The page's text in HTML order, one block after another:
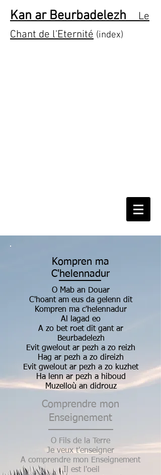
Kan ar Beurbadelezh
Le
Chant de l'Eternité (index)
Kompren ma
C'helennadur
O Mab an Douar
C'hoant am eus da gelenn dit
Kompren ma c'helennadur
Al lagad eo
A zo bet roet dit gant ar
Beurbadelezh
Evit gwelout ar pezh a zo reizh
Hag ar pezh a zo direizh
Evit gwelout ar pezh a zo kuzhet
Ha lenn ar pezh a hiboud
Muzelloù an didrouz
Comprendre mon
Enseignement
O Fils de la Terre
Je veux t'enseigner
A comprendre mon Enseignement
Il est l'oeil